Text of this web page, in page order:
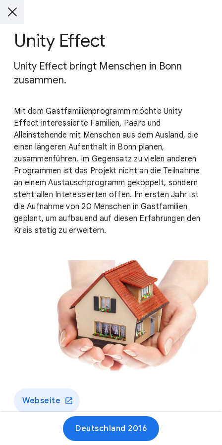
Unity Effect
Unity Effect bringt Menschen in Bonn
zusammen.
Mit dem Gastfamilienprogramm möchte Unity
Effect interessierte Familien, Paare und
Alleinstehende mit Menschen aus dem Ausland, die
einen längeren Aufenthalt in Bonn planen,
zusammenführen. Im Gegensatz zu vielen anderen
Programmen ist das Projekt nicht an die Teilnahme
an einem Austauschprogramm gekoppelt, sondern
steht allen Interessierten offen. Im ersten Jahr ist
die Aufnahme von 20 Menschen in Gastfamilien
geplant, um aufbauend auf diesen Erfahrungen den
Kreis stetig zu erweitern.
Webseite
Deutschland 2016